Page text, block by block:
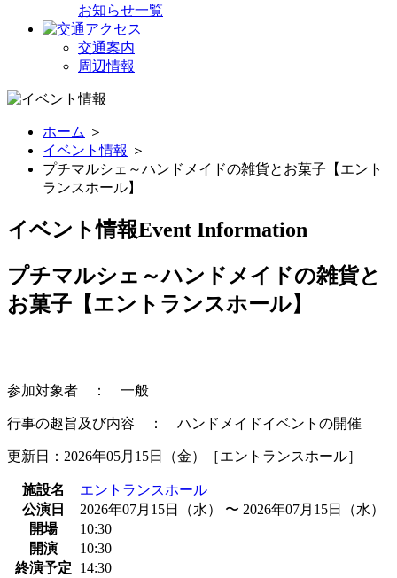
お知らせ一覧
交通案内
周辺情報
ホーム ＞
イベント情報 ＞
プチマルシェ～ハンドメイドの雑貨とお菓子【エント
ランスホール】
イベント情報Event Information
プチマルシェ～ハンドメイドの雑貨と
お菓子【エントランスホール】
参加対象者 ： 一般
行事の趣旨及び内容 ： ハンドメイドイベントの開催
更新日：2026年05月15日（金）［エントランスホール］
施設名
エントランスホール
公演日
2026年07月15日（水） 〜 2026年07月15日（水）
開場
10:30
開演
10:30
終演予定
14:30